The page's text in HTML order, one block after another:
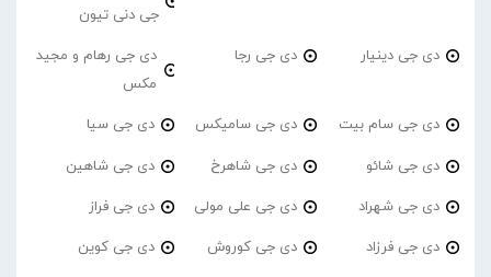
جی دنی تیون
دی جی دینیار دی جی رجا
دی جی رهام و مجید
مکس
دی جی سام بیت دی جی سامیکس دی جی سیا
دی جی شائو دی جی شاهرخ دی جی شاهین
دی جی شهراد دی جی علی مولی دی جی فراز
دی جی فرزاد دی جی کوروش دی جی کوین